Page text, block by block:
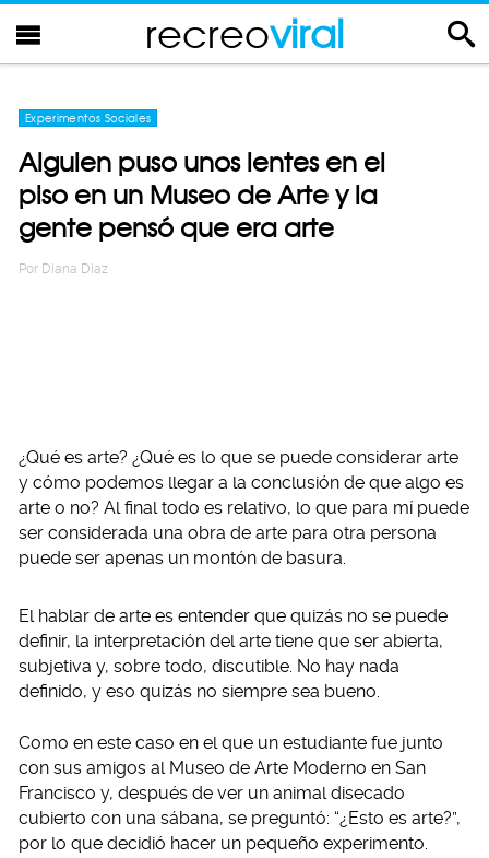
recreoviral
Experimentos Sociales
Alguien puso unos lentes en el
piso en un Museo de Arte y la
gente pensó que era arte
Por Diana Diaz
¿Qué es arte? ¿Qué es lo que se puede considerar arte
y cómo podemos llegar a la conclusión de que algo es
arte o no? Al final todo es relativo, lo que para mí puede
ser considerada una obra de arte para otra persona
puede ser apenas un montón de basura.
El hablar de arte es entender que quizás no se puede
definir, la interpretación del arte tiene que ser abierta,
subjetiva y, sobre todo, discutible. No hay nada
definido, y eso quizás no siempre sea bueno.
Como en este caso en el que un estudiante fue junto
con sus amigos al Museo de Arte Moderno en San
Francisco y, después de ver un animal disecado
cubierto con una sábana, se preguntó: “¿Esto es arte?”,
por lo que decidió hacer un pequeño experimento.